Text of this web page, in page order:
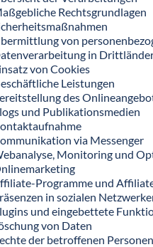
Rechtsgrundlagen
von
in
von Cookies
Leistungen
des
und Publikationsmedien
via Messenger
Monitoring und
Programme und
in sozialen
und eingebettete
von Daten
der betroffenen Personen